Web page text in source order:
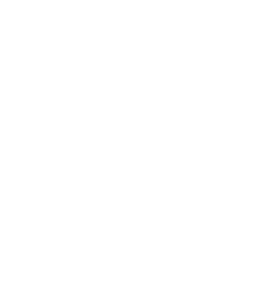
بزرگ استخر لذت ببرید، از استخر سرپوشیده
سرپوشیده گرمسیری با نهرها و پل است.